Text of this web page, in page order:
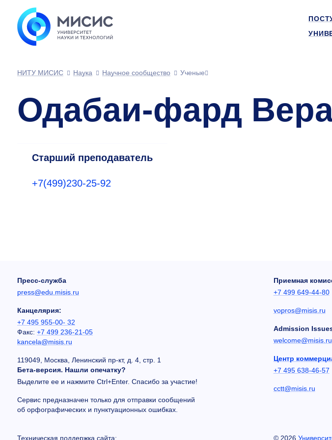
НИТУ МИСИС
Наука Научное сообщество Ученые
Одабаи-фард
Старший преподаватель
+7(499)230-25-92
Пресс-служба
press@edu.misis.ru
Канцелярия:
+7 495 955-00- 32
Факс: +7 499 236-21-05
kancela@misis.ru
119049, Москва, Ленинский пр-кт, д. 4, стр. 1
Бета-версия. Нашли опечатку?
Выделите ее и нажмите Ctrl+Enter. Спасибо за участие!
Сервис предназначен только для отправки сообщений
об орфографических и пунктуационных ошибках.
Приемная
+7 499 649-44-80
vopros@misis.ru
Admission
welcome@misis.ru
Центр
+7 495 638-46-57
cctt@misis.ru
Техническая поддержка сайта: © 2026